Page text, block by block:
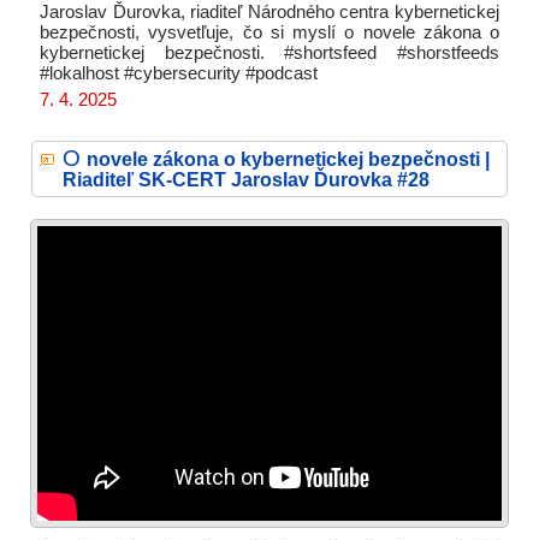
Jaroslav Ďurovka, riaditeľ Národného centra kybernetickej
bezpečnosti, vysvetľuje, čo si myslí o novele zákona o
kybernetickej bezpečnosti. #shortsfeed #shorstfeeds
#lokalhost #cybersecurity #podcast
7. 4. 2025
O novele zákona o kybernetickej bezpečnosti |
Riaditeľ SK-CERT Jaroslav Ďurovka #28